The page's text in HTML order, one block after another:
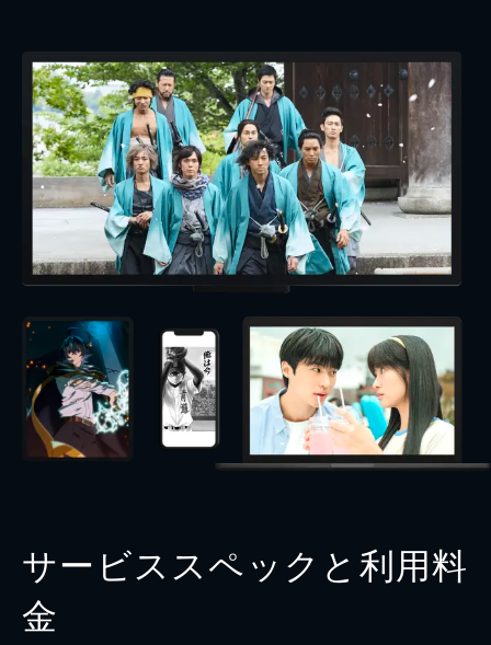
サービススペックと利用料
金